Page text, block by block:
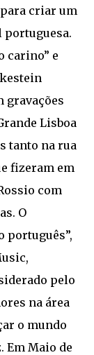
criar um
portuguesa.
carino” e
gravações
Lisboa
tanto na rua
fizeram em
com
O
português”,
pelo
na área
o mundo
Em Maio de